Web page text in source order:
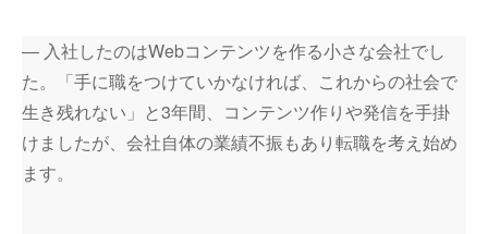
― 入社したのはWebコンテンツを作る小さな会社でし
た。「手に職をつけていかなければ、これからの社会で
生き残れない」と3年間、コンテンツ作りや発信を手掛
けましたが、会社自体の業績不振もあり転職を考え始め
ます。